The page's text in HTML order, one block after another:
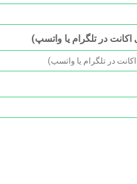
اکانت در تلگرام یا واتسپ)